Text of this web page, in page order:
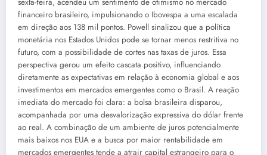
financeiro brasileiro, impulsionando o Ibovespa a uma escalada
em direção aos 138 mil pontos. Powell sinalizou que a política
monetária nos Estados Unidos pode se tornar menos restritiva no
futuro, com a possibilidade de cortes nas taxas de juros. Essa
perspectiva gerou um efeito cascata positivo, influenciando
diretamente as expectativas em relação à economia global e aos
investimentos em mercados emergentes como o Brasil. A reação
imediata do mercado foi clara: a bolsa brasileira disparou,
acompanhada por uma desvalorização expressiva do dólar frente
ao real. A combinação de um ambiente de juros potencialmente
mais baixos nos EUA e a busca por maior rentabilidade em
mercados emergentes tende a atrair capital estrangeiro para o